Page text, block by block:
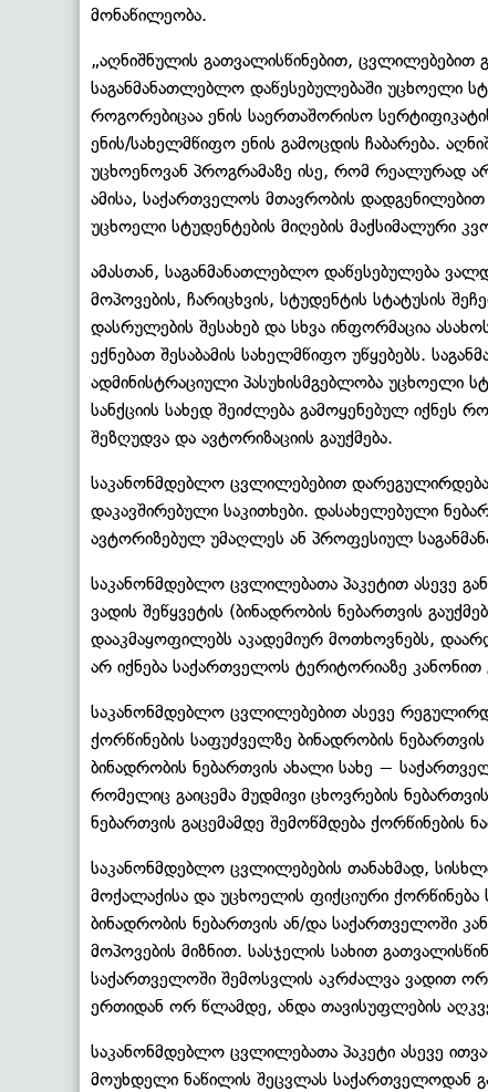
მონაწილეობა.
„აღნიშნულის გათვალისწინებით,
საგანმანათლებლო დაწესებულებაში უცხოელი
როგორებიცაა ენის საერთაშორისო
ენის/სახელმწიფო ენის გამოცდის ჩაბარება.
უცხოენოვან პროგრამაზე ისე, რომ რეალურად
ამისა, საქართველოს მთავრობის
უცხოელი სტუდენტების მიღების მაქსიმალური
ამასთან, საგანმანათლებლო დაწესებულება
მოპოვების, ჩარიცხვის, სტუდენტის სტატუსის
დასრულების შესახებ და სხვა ინფორმაცია
ექნებათ შესაბამის სახელმწიფო უწყებებს.
ადმინისტრაციული პასუხისმგებლობა უცხოელი
სანქციის სახედ შეიძლება გამოყენებულ იქნეს
შეზღუდვა და ავტორიზაციის გაუქმება.
საკანონმდებლო ცვლილებებით დარეგულირდება
დაკავშირებული საკითხები. დასახელებული
ავტორიზებულ უმაღლეს ან პროფესიულ
საკანონმდებლო ცვლილებათა პაკეტით ასევე
ვადის შეწყვეტის (ბინადრობის ნებართვის
დააკმაყოფილებს აკადემიურ მოთხოვნებს,
არ იქნება საქართველოს ტერიტორიაზე
საკანონმდებლო ცვლილებებით ასევე
ქორწინების საფუძველზე ბინადრობის
ბინადრობის ნებართვის ახალი სახე −
რომელიც გაიცემა მუდმივი ცხოვრების
ნებართვის გაცემამდე შემოწმდება ქორწინების
საკანონმდებლო ცვლილებების თანახმად,
მოქალაქისა და უცხოელის ფიქციური
ბინადრობის ნებართვის ან/და საქართველოში
მოპოვების მიზნით. სასჯელის სახით
საქართველოში შემოსვლის აკრძალვა ვადით
ერთიდან ორ წლამდე, ანდა თავისუფლების
საკანონმდებლო ცვლილებათა პაკეტი ასევე
მოუხდელი ნაწილის შეცვლას საქართველოდან